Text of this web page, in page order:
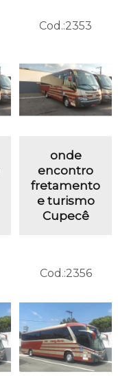
Cod.:2353
onde
encontro
fretamento
e turismo
Cupecê
Cod.:2356